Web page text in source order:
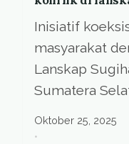
Inisiatif
masyarakat
Lanskap
Sumatera
Oktober 25, 2025
•